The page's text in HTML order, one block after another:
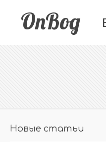
OnBog
Новые статьи